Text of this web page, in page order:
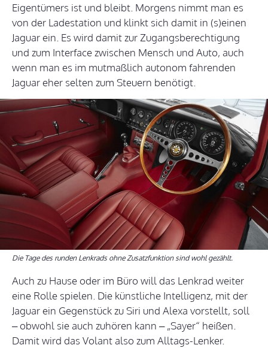
Eigentümers ist und bleibt. Morgens nimmt man es
von der Ladestation und klinkt sich damit in (s)einen
Jaguar ein. Es wird damit zur Zugangsberechtigung
und zum Interface zwischen Mensch und Auto, auch
wenn man es im mutmaßlich autonom fahrenden
Jaguar eher selten zum Steuern benötigt.
Die Tage des runden Lenkrads ohne Zusatzfunktion sind wohl gezählt.
Auch zu Hause oder im Büro will das Lenkrad weiter
eine Rolle spielen. Die künstliche Intelligenz, mit der
Jaguar ein Gegenstück zu Siri und Alexa vorstellt, soll
– obwohl sie auch zuhören kann – „Sayer“ heißen.
Damit wird das Volant also zum Alltags-Lenker.